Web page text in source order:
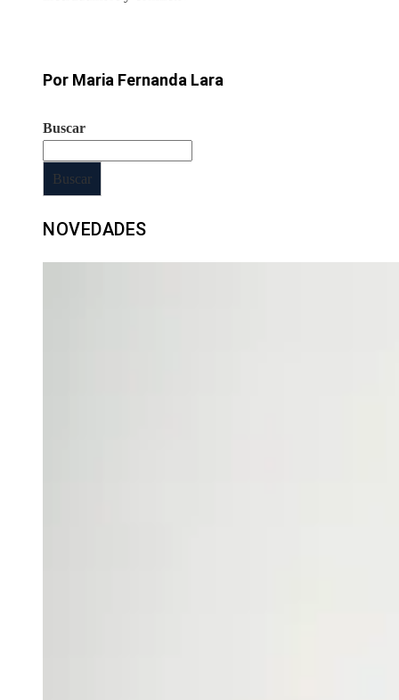
Por Maria Fernanda Lara
Buscar
Buscar
NOVEDADES